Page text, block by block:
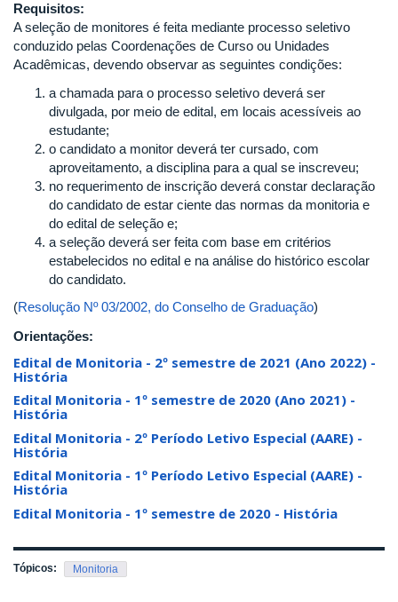
Requisitos:
A seleção de monitores é feita mediante processo seletivo
conduzido pelas Coordenações de Curso ou Unidades
Acadêmicas, devendo observar as seguintes condições:
a chamada para o processo seletivo deverá ser
divulgada, por meio de edital, em locais acessíveis ao
estudante;
o candidato a monitor deverá ter cursado, com
aproveitamento, a disciplina para a qual se inscreveu;
no requerimento de inscrição deverá constar declaração
do candidato de estar ciente das normas da monitoria e
do edital de seleção e;
a seleção deverá ser feita com base em critérios
estabelecidos no edital e na análise do histórico escolar
do candidato.
(Resolução Nº 03/2002, do Conselho de Graduação)
Orientações:
Edital de Monitoria - 2º semestre de 2021 (Ano 2022) -
História
Edital Monitoria - 1º semestre de 2020 (Ano 2021) -
História
Edital Monitoria - 2º Período Letivo Especial (AARE) -
História
Edital Monitoria - 1º Período Letivo Especial (AARE) -
História
Edital Monitoria - 1º semestre de 2020 - História
Tópicos: Monitoria